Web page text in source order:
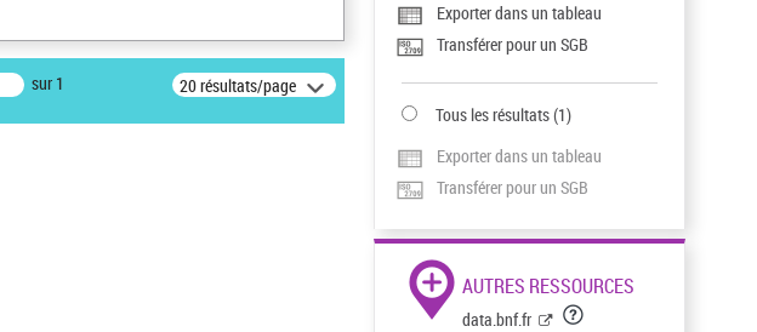
sur 1 20 résultats/page
Exporter dans un tableau
Transférer pour un SGB
Tous les résultats(1)
Exporter dans un tableau
Transférer pour un SGB
AUTRES RESSOURCES
data.bnf.fr